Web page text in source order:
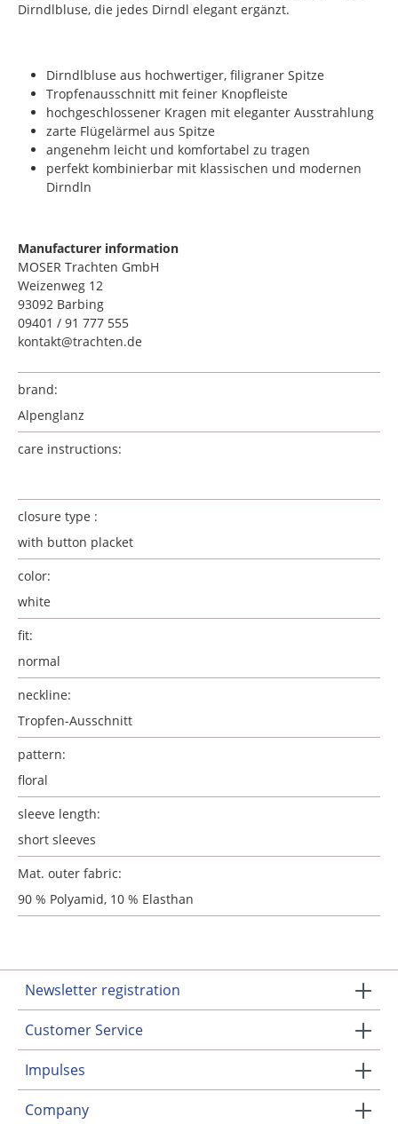
Dirndlbluse, die jedes Dirndl elegant ergänzt.
Dirndlbluse aus hochwertiger, filigraner Spitze
Tropfenausschnitt mit feiner Knopfleiste
hochgeschlossener Kragen mit eleganter Ausstrahlung
zarte Flügelärmel aus Spitze
angenehm leicht und komfortabel zu tragen
perfekt kombinierbar mit klassischen und modernen
Dirndln
Manufacturer information
MOSER Trachten GmbH
Weizenweg 12
93092 Barbing
09401 / 91 777 555
kontakt@trachten.de
brand:
Alpenglanz
care instructions:
closure type :
with button placket
color:
white
fit:
normal
neckline:
Tropfen-Ausschnitt
pattern:
floral
sleeve length:
short sleeves
Mat. outer fabric:
90 % Polyamid, 10 % Elasthan
Newsletter registration
Customer Service
Impulses
Company